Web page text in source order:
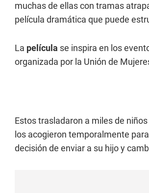
muchas de ellas con tramas
película dramática que puede
La película se inspira en los
organizada por la Unión de
Estos trasladaron a miles de
los acogieron temporalmente
decisión de enviar a su hijo y